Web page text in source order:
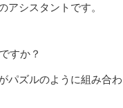
アシスタントです。
すか？
パズルのように組み合